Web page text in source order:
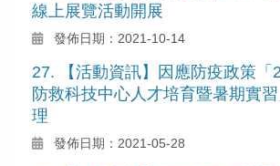
線上展覽活動開展
發佈日期：2021-10-14
27. 【活動資訊】因應防疫政策「
防救科技中心人才培育暨暑期實
理
發佈日期：2021-05-28